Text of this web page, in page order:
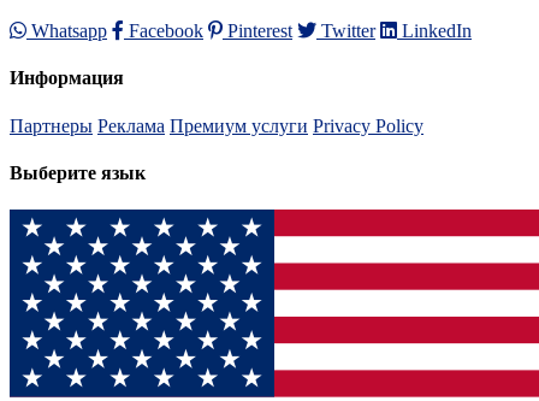
Whatsapp Facebook Pinterest Twitter LinkedIn
Информация
Партнеры Реклама Премиум услуги Privacy Policy
Выберите язык